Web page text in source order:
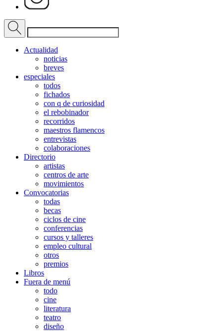
Actualidad
noticias
breves
especiales
todos
fichados
con q de curiosidad
el rebobinador
recorridos
maestros flamencos
entrevistas
colaboraciones
Directorio
artistas
centros de arte
movimientos
Convocatorias
todas
becas
ciclos de cine
conferencias
cursos y talleres
empleo cultural
otros
premios
Libros
Fuera de menú
todo
cine
literatura
teatro
diseño